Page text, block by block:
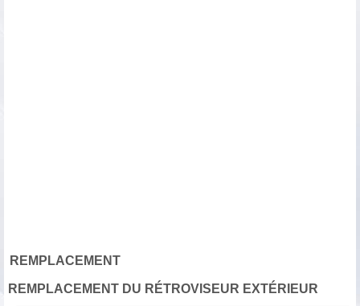
REMPLACEMENT
REMPLACEMENT DU RÉTROVISEUR EXTÉRIEUR